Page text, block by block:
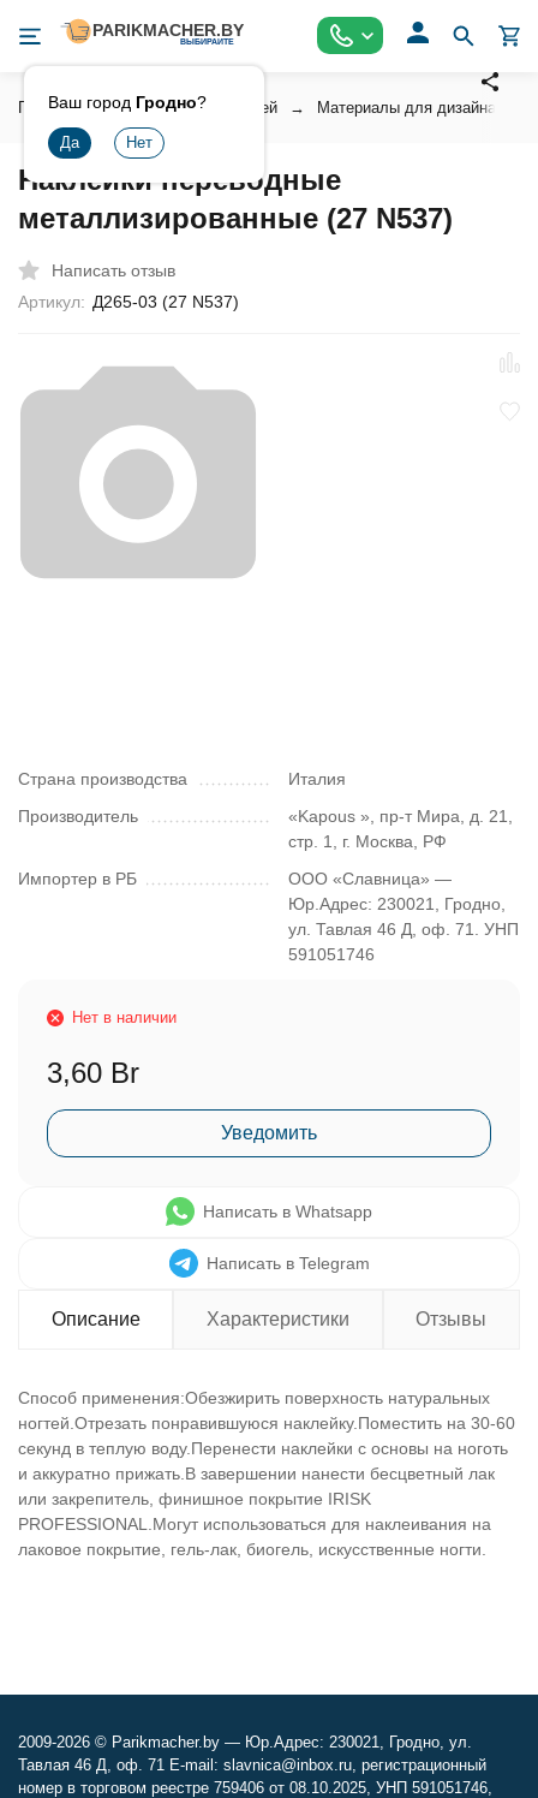
Ваш город Гродно?
Главная Косметика для ногтей Материалы для дизайна
Наклейки переводные
металлизированные (27 N537)
Написать отзыв
Артикул: Д265-03 (27 N537)
Страна производства
Италия
Производитель
«Kapous », пр-т Мира, д. 21,
стр. 1, г. Москва, РФ
Импортер в РБ
ООО «Славница» —
Юр.Адрес: 230021, Гродно,
ул. Тавлая 46 Д, оф. 71. УНП
591051746
Нет в наличии
3,60 Br
Уведомить
Написать в Whatsapp
Написать в Telegram
Описание Характеристики Отзывы
Способ применения:Обезжирить поверхность натуральных
ногтей.Отрезать понравившуюся наклейку.Поместить на 30-60
секунд в теплую воду.Перенести наклейки с основы на ноготь
и аккуратно прижать.В завершении нанести бесцветный лак
или закрепитель, финишное покрытие IRISK
PROFESSIONAL.Могут использоваться для наклеивания на
лаковое покрытие, гель-лак, биогель, искусственные ногти.
2009-2026 © Parikmacher.by — Юр.Адрес: 230021, Гродно, ул.
Тавлая 46 Д, оф. 71 E-mail: slavnica@inbox.ru, регистрационный
номер в торговом реестре 759406 от 08.10.2025, УНП 591051746,